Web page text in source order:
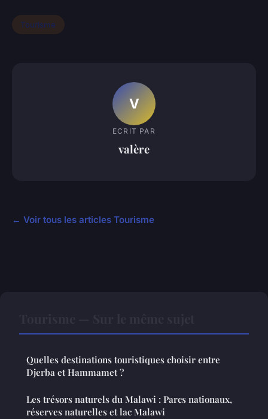
Tourisme
V
ECRIT PAR
valère
← Voir tous les articles Tourisme
Quelles destinations touristiques choisir entre
Djerba et Hammamet ?
Les trésors naturels du Malawi : Parcs nationaux,
réserves naturelles et lac Malawi